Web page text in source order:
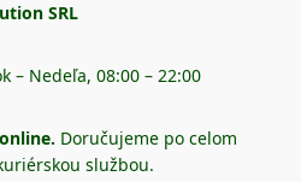
SRL
– Nedeľa, 08:00 – 22:00
Doručujeme po celom
službou.